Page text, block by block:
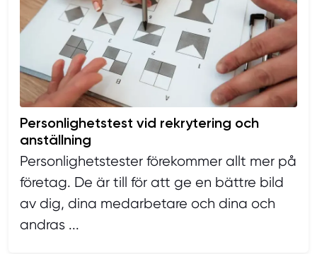
Personlighetstest vid rekrytering och
anställning
Personlighetstester förekommer allt mer på
företag. De är till för att ge en bättre bild
av dig, dina medarbetare och dina och
andras ...